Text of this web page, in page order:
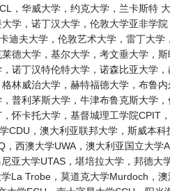
，华威大学，约克大学，兰卡斯特
学，诺丁汉大学，伦敦大学亚非学
迪夫大学，伦敦艺术大学，雷丁大
德大学，基尔大学，考文垂大学，
诺丁汉特伦特大学，诺森比亚大学
林威治大学，赫特福德大学，布鲁
普利茅斯大学，牛津布鲁克斯大学
怀卡托大学，基督城理工学院
CDU，澳大利亚联邦大学，斯威本
西澳大学UWA，澳大利亚国立大
亚大学UTAS，堪培拉大学，邦德
La Trobe，莫道克大学Murdoch，